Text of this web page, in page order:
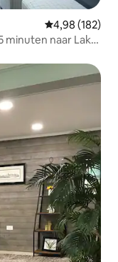
Gemiddelde
4,98 (182)
minuten naar Lake